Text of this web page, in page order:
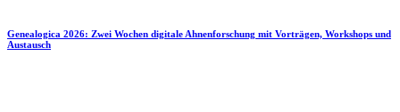
Genealogica 2026: Zwei Wochen digitale Ahnenforschung mit Vorträgen, Workshops und
Austausch